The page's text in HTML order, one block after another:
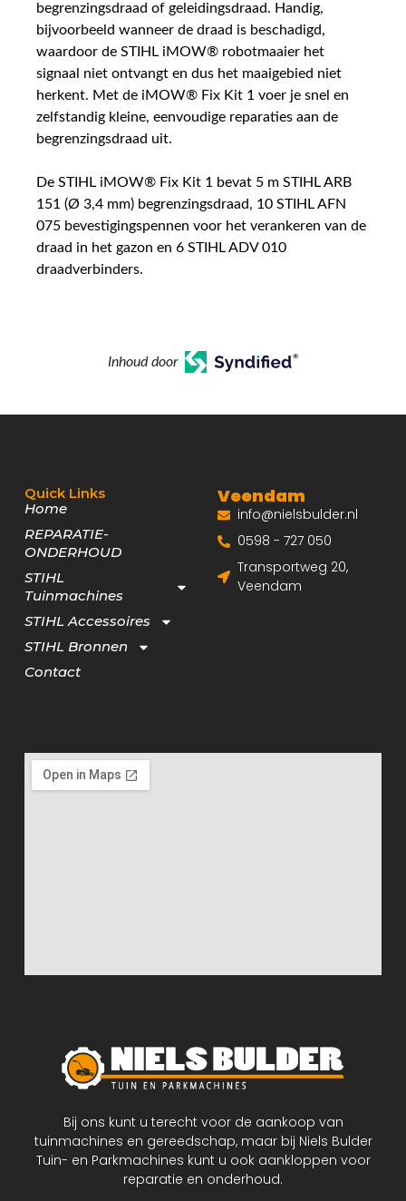
begrenzingsdraad of geleidingsdraad. Handig,
bijvoorbeeld wanneer de draad is beschadigd,
waardoor de STIHL iMOW® robotmaaier het
signaal niet ontvangt en dus het maaigebied niet
herkent. Met de iMOW® Fix Kit 1 voer je snel en
zelfstandig kleine, eenvoudige reparaties aan de
begrenzingsdraad uit.
De STIHL iMOW® Fix Kit 1 bevat 5 m STIHL ARB
151 (Ø 3,4 mm) begrenzingsdraad, 10 STIHL AFN
075 bevestigingspennen voor het verankeren van de
draad in het gazon en 6 STIHL ADV 010
draadverbinders.
Inhoud door
Bij ons kunt u terecht voor de aankoop van
tuinmachines en gereedschap, maar bij Niels Bulder
Tuin- en Parkmachines kunt u ook aankloppen voor
reparatie en onderhoud.
Quick Links
Home
REPARATIE-
ONDERHOUD
STIHL
Tuinmachines
STIHL Accessoires
STIHL Bronnen
Contact
Veendam
info@nielsbulder.nl
0598 - 727 050
Transportweg 20,
Veendam